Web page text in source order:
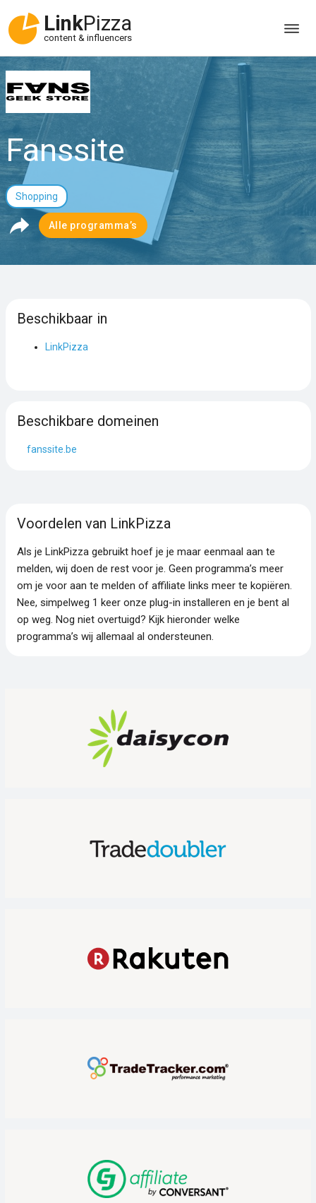
LinkPizza
content & influencers
Fanssite
Shopping
Alle programma’s
Beschikbaar in
LinkPizza
Beschikbare domeinen
fanssite.be
Voordelen van LinkPizza
Als je LinkPizza gebruikt hoef je je maar eenmaal aan te
melden, wij doen de rest voor je. Geen programma’s meer
om je voor aan te melden of affiliate links meer te kopiëren.
Nee, simpelweg 1 keer onze plug-in installeren en je bent al
op weg. Nog niet overtuigd? Kijk hieronder welke
programma’s wij allemaal al ondersteunen.